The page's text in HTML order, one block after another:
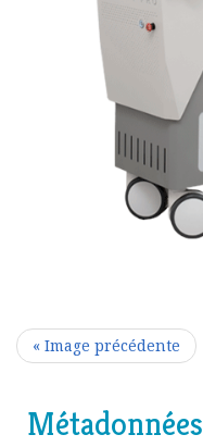
« Image précédente